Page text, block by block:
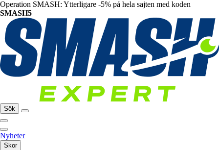
Operation SMASH: Ytterligare -5% på hela sajten med koden
SMASH5
Sök
Nyheter
Skor